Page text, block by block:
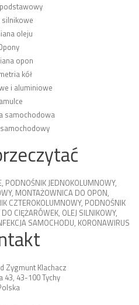
silnikowe
oleju
opon
kół
i aluminiowe
samochodowa
, PODNOŚNIK JEDNOKOLUMNOWY,
, MONTAŻOWNICA DO OPON,
CZTEROKOLUMNOWY, PODNOŚNIK
CIĘŻARÓWEK, OLEJ SILNIKOWY,
SAMOCHODU, KORONAWIRUS
Zygmunt Klachacz
43, 43-100 Tychy